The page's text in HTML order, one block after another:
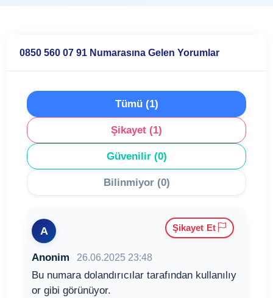
0850 560 07 91 Numarasına Gelen Yorumlar
Tümü (1)
Şikayet (1)
Güvenilir (0)
Bilinmiyor (0)
A
Anonim 26.06.2025 23:48
Bu numara dolandırıcılar tarafından kullanılıy
or gibi görünüyor.
Şikayet Et